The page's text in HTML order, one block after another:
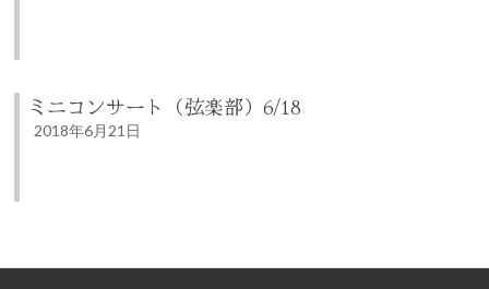
ミニコンサート（弦楽部）6/18
2018年6月21日